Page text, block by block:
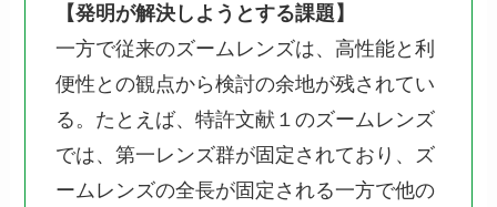
【発明が解決しようとする課題】
一方で従来のズームレンズは、高性能と利
便性との観点から検討の余地が残されてい
る。たとえば、特許文献１のズームレンズ
では、第一レンズ群が固定されており、ズ
ームレンズの全長が固定される一方で他の